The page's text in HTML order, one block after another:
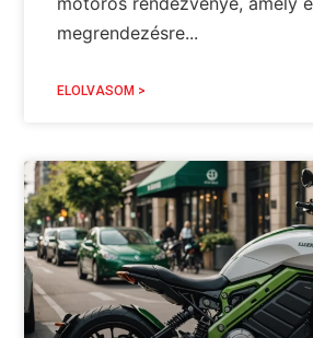
megrendezésre...
ELOLVASOM >